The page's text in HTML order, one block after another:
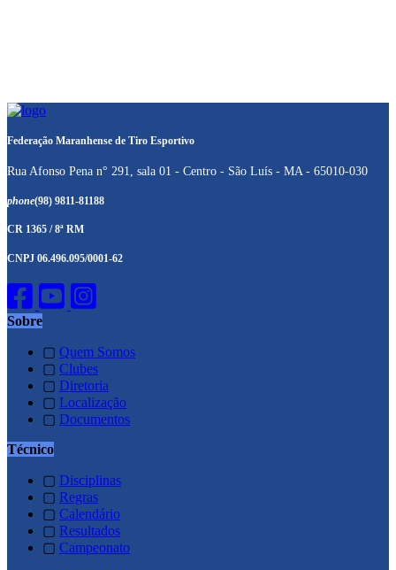
Federação Maranhense de Tiro Esportivo
Rua Afonso Pena n° 291, sala 01 - Centro - São Luís - MA - 65010-030
phone(98) 9811-81188
CR 1365 / 8ª RM
CNPJ 06.496.095/0001-62
Sobre
▢ Quem Somos
▢ Clubes
▢ Diretoria
▢ Localização
▢ Documentos
Técnico
▢ Disciplinas
▢ Regras
▢ Calendário
▢ Resultados
▢ Campeonato